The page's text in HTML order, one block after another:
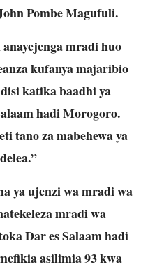
Pombe Magufuli.
mradi huo
kufanya majaribio
katika baadhi ya
hadi Morogoro.
tano za mabehewa ya
ya ujenzi wa mradi wa
mradi wa
Dar es Salaam hadi
asilimia 93 kwa